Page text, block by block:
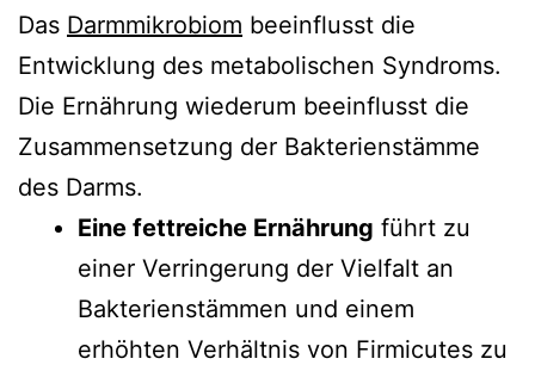
Das Darmmikrobiom beeinflusst die
Entwicklung des metabolischen Syndroms.
Die Ernährung wiederum beeinflusst die
Zusammensetzung der Bakterienstämme
des Darms.
Eine fettreiche Ernährung führt zu
einer Verringerung der Vielfalt an
Bakterienstämmen und einem
erhöhten Verhältnis von Firmicutes zu